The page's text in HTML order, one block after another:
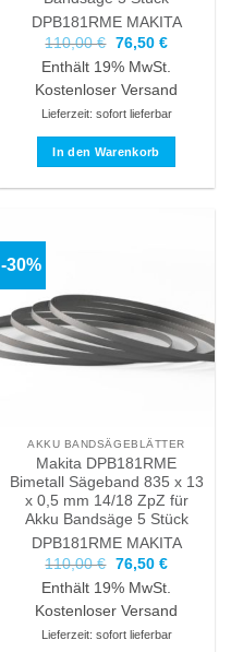
DPB181RME MAKITA
110,00€ Ursprünglicher
war:
110,00 €
76,50 €Aktueller
ist:
76,50 €.
Enthält 19% MwSt.
Kostenloser Versand
Lieferzeit: sofort lieferbar
In den Warenkorb
-30%
AKKU BANDSÄGEBLÄTTER
Makita DPB181RME
Bimetall Sägeband 835 x 13
x 0,5 mm 14/18 ZpZ für
Akku Bandsäge 5 Stück
DPB181RME MAKITA
110,00€ Ursprünglicher
Preis
war:
110,00 €
76,50 €Aktueller
ist:
76,50 €.
Enthält 19% MwSt.
Kostenloser Versand
Lieferzeit: sofort lieferbar